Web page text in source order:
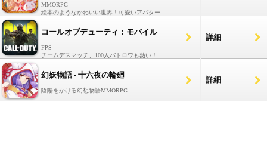
MMORPG
絵本のようなかわいい世界！可愛いアバター
コールオブデューティ：モバイル
FPS
チームデスマッチ、100人バトロワも熱い！
詳細
幻妖物語 - 十六夜の輪廻
陰陽をかける幻想物語MMORPG
詳細